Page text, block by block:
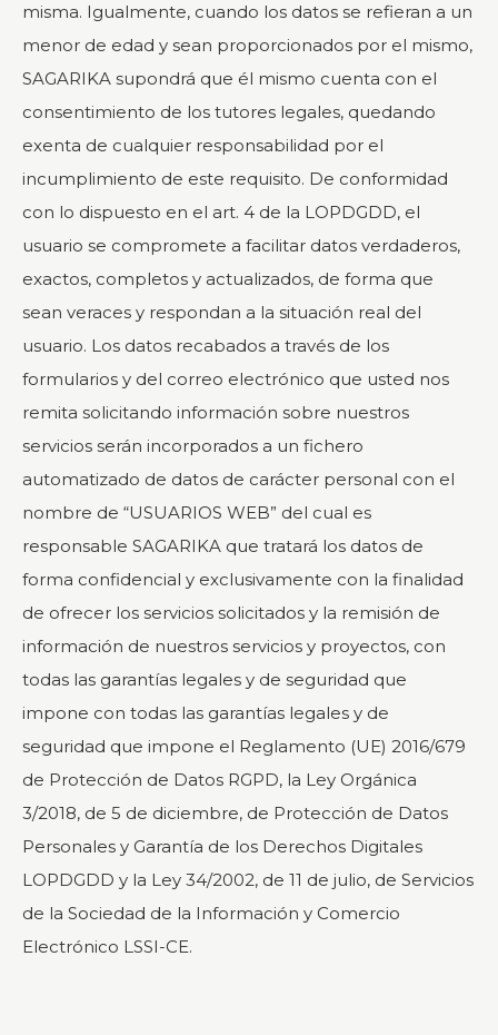
misma. Igualmente, cuando los datos se refieran a un
menor de edad y sean proporcionados por el mismo,
SAGARIKA supondrá que él mismo cuenta con el
consentimiento de los tutores legales, quedando
exenta de cualquier responsabilidad por el
incumplimiento de este requisito. De conformidad
con lo dispuesto en el art. 4 de la LOPDGDD, el
usuario se compromete a facilitar datos verdaderos,
exactos, completos y actualizados, de forma que
sean veraces y respondan a la situación real del
usuario. Los datos recabados a través de los
formularios y del correo electrónico que usted nos
remita solicitando información sobre nuestros
servicios serán incorporados a un fichero
automatizado de datos de carácter personal con el
nombre de “USUARIOS WEB” del cual es
responsable SAGARIKA que tratará los datos de
forma confidencial y exclusivamente con la finalidad
de ofrecer los servicios solicitados y la remisión de
información de nuestros servicios y proyectos, con
todas las garantías legales y de seguridad que
impone con todas las garantías legales y de
seguridad que impone el Reglamento (UE) 2016/679
de Protección de Datos RGPD, la Ley Orgánica
3/2018, de 5 de diciembre, de Protección de Datos
Personales y Garantía de los Derechos Digitales
LOPDGDD y la Ley 34/2002, de 11 de julio, de Servicios
de la Sociedad de la Información y Comercio
Electrónico LSSI-CE.